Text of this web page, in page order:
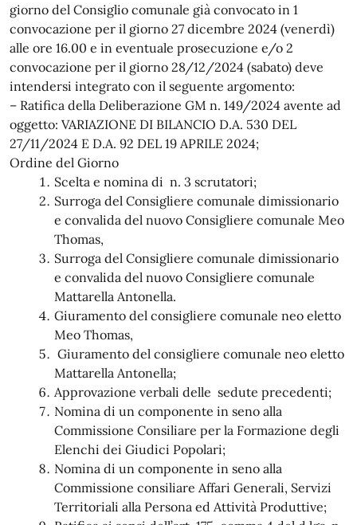
giorno del Consiglio comunale già convocato in 1
convocazione per il giorno 27 dicembre 2024 (venerdì)
alle ore 16.00 e in eventuale prosecuzione e/o 2
convocazione per il giorno 28/12/2024 (sabato) deve
intendersi integrato con il seguente argomento:
– Ratifica della Deliberazione GM n. 149/2024 avente ad
oggetto: VARIAZIONE DI BILANCIO D.A. 530 DEL
27/11/2024 E D.A. 92 DEL 19 APRILE 2024;
Ordine del Giorno
Scelta e nomina di n. 3 scrutatori;
Surroga del Consigliere comunale dimissionario
e convalida del nuovo Consigliere comunale Meo
Thomas,
Surroga del Consigliere comunale dimissionario
e convalida del nuovo Consigliere comunale
Mattarella Antonella.
Giuramento del consigliere comunale neo eletto
Meo Thomas,
Giuramento del consigliere comunale neo eletto
Mattarella Antonella;
Approvazione verbali delle sedute precedenti;
Nomina di un componente in seno alla
Commissione Consiliare per la Formazione degli
Elenchi dei Giudici Popolari;
Nomina di un componente in seno alla
Commissione consiliare Affari Generali, Servizi
Territoriali alla Persona ed Attività Produttive;